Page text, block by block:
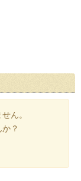
ん。
？